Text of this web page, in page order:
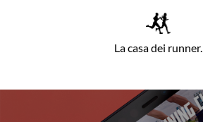
La casa dei runner.